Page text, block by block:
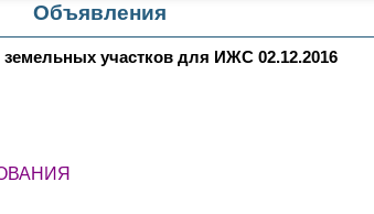
Объявления
участков для ИЖС 02.12.2016